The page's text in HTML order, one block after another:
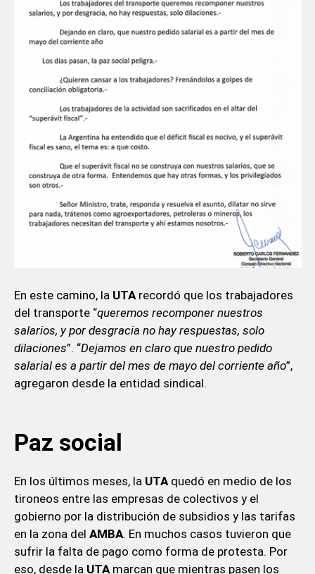
En este camino, la UTArecordó que los trabajadores
del transporte “queremos recomponer nuestros
salarios, y por desgracia no hay respuestas, solo
dilaciones”. “Dejamos en claro que nuestro pedido
salarial es a partir del mes de mayo del corriente año”,
agregaron desde la entidad sindical.
Paz social
En los últimos meses, la UTAquedó en medio de los
tironeos entre las empresas de colectivos y el
gobierno por la distribución de subsidios y las tarifas
en la zona del AMBA. En muchos casos tuvieron que
sufrir la falta de pago como forma de protesta. Por
eso, desde la UTAmarcan que mientras pasen los